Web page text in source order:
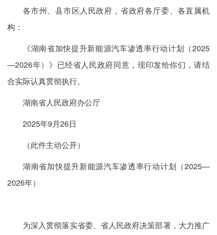
各市州、县市区人民政府，省政府各厅委、各直属机
构：
《湖南省加快提升新能源汽车渗透率行动计划（2025
—2026年）》已经省人民政府同意，现印发给你们，请结
合实际认真贯彻执行。
湖南省人民政府办公厅
2025年9月26日
（此件主动公开）
湖南省加快提升新能源汽车渗透率行动计划（2025—
2026年）
为深入贯彻落实省委、省人民政府决策部署，大力推广